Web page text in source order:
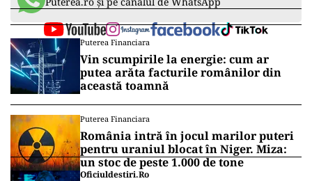
Puterea Financiara
Vin scumpirile la energie: cum ar
putea arăta facturile românilor din
această toamnă
Puterea Financiara
România intră în jocul marilor puteri
pentru uraniul blocat în Niger. Miza:
un stoc de peste 1.000 de tone
Oficiuldestiri.ro